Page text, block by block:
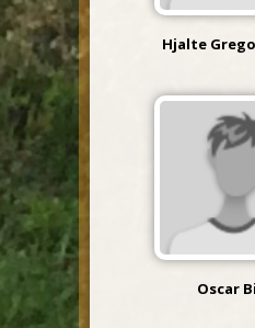
Hjalte
Oscar